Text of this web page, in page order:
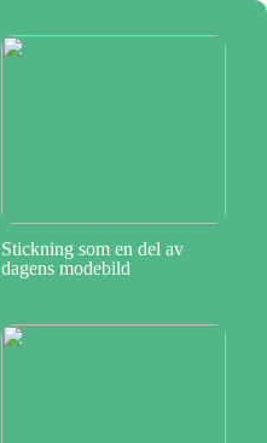
Stickning som en del av
dagens modebild